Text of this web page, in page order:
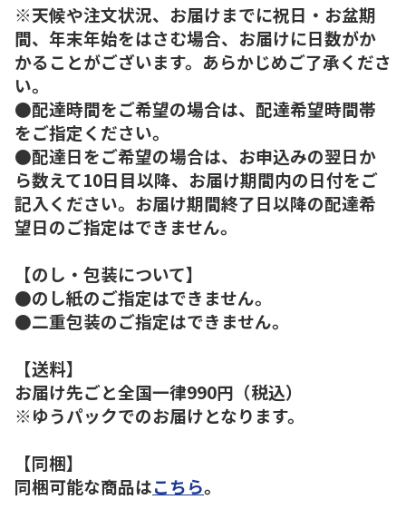
※天候や注文状況、お届けまでに祝日・お盆期
間、年末年始をはさむ場合、お届けに日数がか
かることがございます。あらかじめご了承くださ
い。
●配達時間をご希望の場合は、配達希望時間帯
をご指定ください。
●配達日をご希望の場合は、お申込みの翌日か
ら数えて10日目以降、お届け期間内の日付をご
記入ください。お届け期間終了日以降の配達希
望日のご指定はできません。
【のし・包装について】
●のし紙のご指定はできません。
●二重包装のご指定はできません。
【送料】
お届け先ごと全国一律990円（税込）
※ゆうパックでのお届けとなります。
【同梱】
同梱可能な商品はこちら。